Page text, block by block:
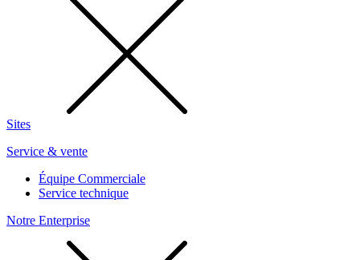
Sites
Service & vente
Équipe Commerciale
Service technique
Notre Enterprise